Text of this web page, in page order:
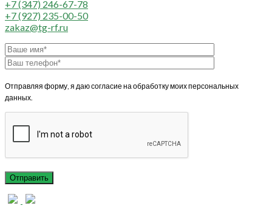
+7 (347) 246-67-78
+7 (927) 235-00-50
zakaz@tg-rf.ru
Отправляя форму, я даю согласие на обработку моих персональных
данных.